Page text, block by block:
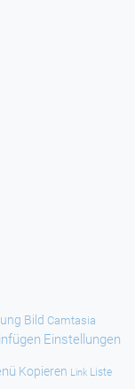
Bild Camtasia
Einstellungen
Kopieren Link Liste